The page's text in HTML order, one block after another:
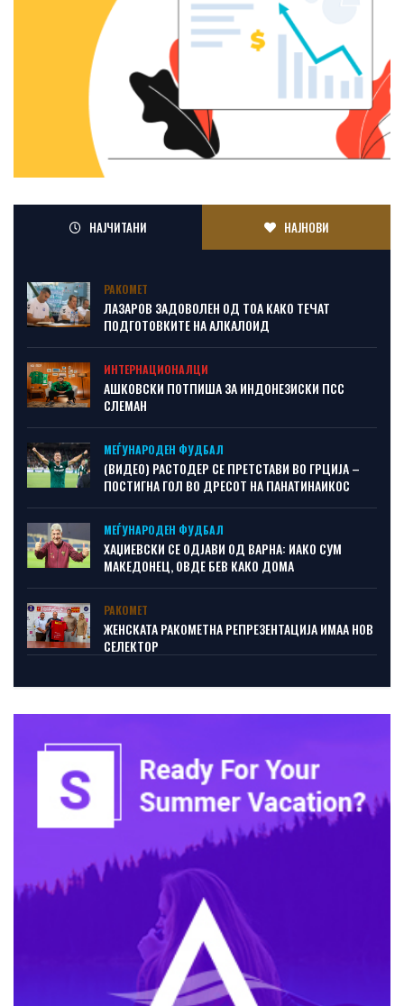
НАЈЧИТАНИ НАЈНОВИ
РАКОМЕТ
ЛАЗАРОВ ЗАДОВОЛЕН ОД ТОА КАКО ТЕЧАТ
ПОДГОТОВКИТЕ НА АЛКАЛОИД
ИНТЕРНАЦИОНАЛЦИ
АШКОВСКИ ПОТПИША ЗА ИНДОНЕЗИСКИ ПСС
СЛЕМАН
МЕЃУНАРОДЕН ФУДБАЛ
(ВИДЕО) РАСТОДЕР СЕ ПРЕТСТАВИ ВО ГРЦИЈА –
ПОСТИГНА ГОЛ ВО ДРЕСОТ НА ПАНАТИНАИКОС
МЕЃУНАРОДЕН ФУДБАЛ
ХАЏИЕВСКИ СЕ ОДЈАВИ ОД ВАРНА: ИАКО СУМ
МАКЕДОНЕЦ, ОВДЕ БЕВ КАКО ДОМА
РАКОМЕТ
ЖЕНСКАТА РАКОМЕТНА РЕПРЕЗЕНТАЦИЈА ИМАА НОВ
СЕЛЕКТОР